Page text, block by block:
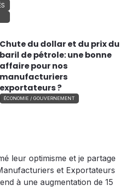
Chute du dollar et du prix du
baril de pétrole: une bonne
affaire pour nos
manufacturiers
exportateurs ?
ÉCONOMIE / GOUVERNEMENT
leur optimisme et je partage
et Exportateurs
à une augmentation de 15